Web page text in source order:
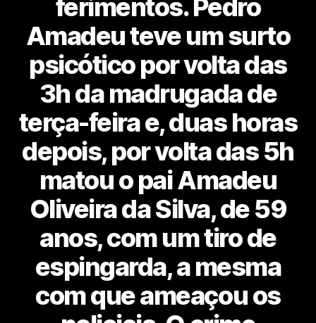
ferimentos. Pedro
Amadeu teve um surto
psicótico por volta das
3h da madrugada de
terça-feira e, duas horas
depois, por volta das 5h
matou o pai Amadeu
Oliveira da Silva, de 59
anos, com um tiro de
espingarda, a mesma
com que ameaçou os